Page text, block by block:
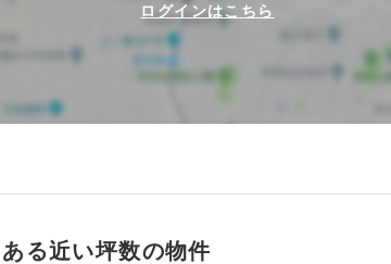
ログインはこちら
る近い坪数の物件